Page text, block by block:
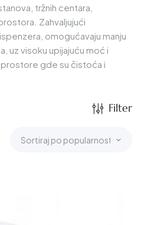
tržnih centara,
Zahvaljujući
omogućavaju manju
uz visoku upijajuću moć i
prostore gde su čistoća i
Filter